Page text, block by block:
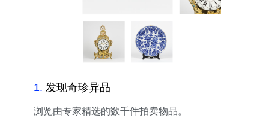
1. 发现奇珍异品
浏览由专家精选的数千件拍卖物品。